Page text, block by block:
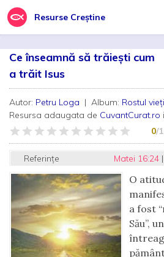
Resurse Creștine
Ce înseamnă să trăiești cum
a trăit Isus
Autor: Petru Loga | Album: Rostul
Resursa adaugata de CuvantCurat.ro
0/
Referințe Matei 16:24 |
O
a fost
Său”,